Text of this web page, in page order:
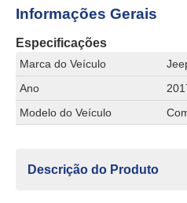
Informações Gerais
Especificações
Marca do Veículo
Ano
Modelo do Veículo
Descrição do Produto